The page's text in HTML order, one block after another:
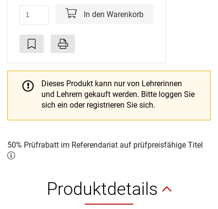
In den Warenkorb
Dieses Produkt kann nur von Lehrerinnen
und Lehrern gekauft werden. Bitte loggen Sie
sich ein oder registrieren Sie sich.
50% Prüfrabatt im Referendariat auf prüfpreisfähige Titel
Produktdetails